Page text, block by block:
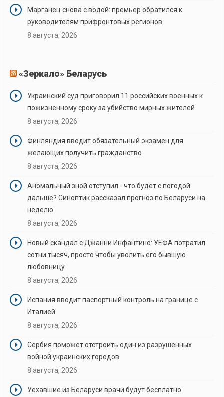
Марганец снова с водой: премьер обратился к
руководителям прифронтовых регионов
8 августа, 2026
«Зеркало» Беларусь
Украинский суд приговорил 11 российских военных к
пожизненному сроку за убийство мирных жителей
8 августа, 2026
Финляндия вводит обязательный экзамен для
желающих получить гражданство
8 августа, 2026
Аномальный зной отступил - что будет с погодой
дальше? Синоптик рассказал прогноз по Беларуси на
неделю
8 августа, 2026
Новый скандал с Джанни Инфантино: УЕФА потратил
сотни тысяч, просто чтобы уволить его бывшую
любовницу
8 августа, 2026
Испания вводит паспортный контроль на границе с
Италией
8 августа, 2026
Сербия поможет отстроить один из разрушенных
войной украинских городов
8 августа, 2026
Уехавшие из Беларуси врачи будут бесплатно